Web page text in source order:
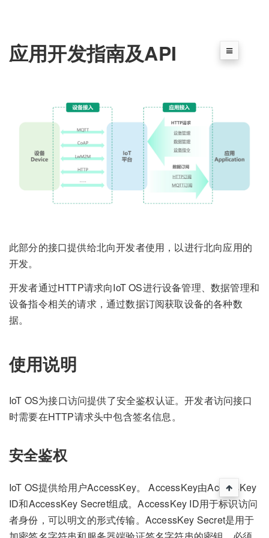
应用开发指南及API
此部分的接口提供给北向开发者使用，以进行北向应用的
开发。
开发者通过HTTP请求向IoT OS进行设备管理、数据管理和
设备指令相关的请求，通过数据订阅获取设备的各种数
据。
使用说明
IoT OS为接口访问提供了安全鉴权认证。开发者访问接口
时需要在HTTP请求头中包含签名信息。
安全鉴权
IoT OS提供给用户AccessKey。 AccessKey由AccessKey
ID和AccessKey Secret组成。AccessKey ID用于标识访问
者身份，可以明文的形式传输。AccessKey Secret是用于